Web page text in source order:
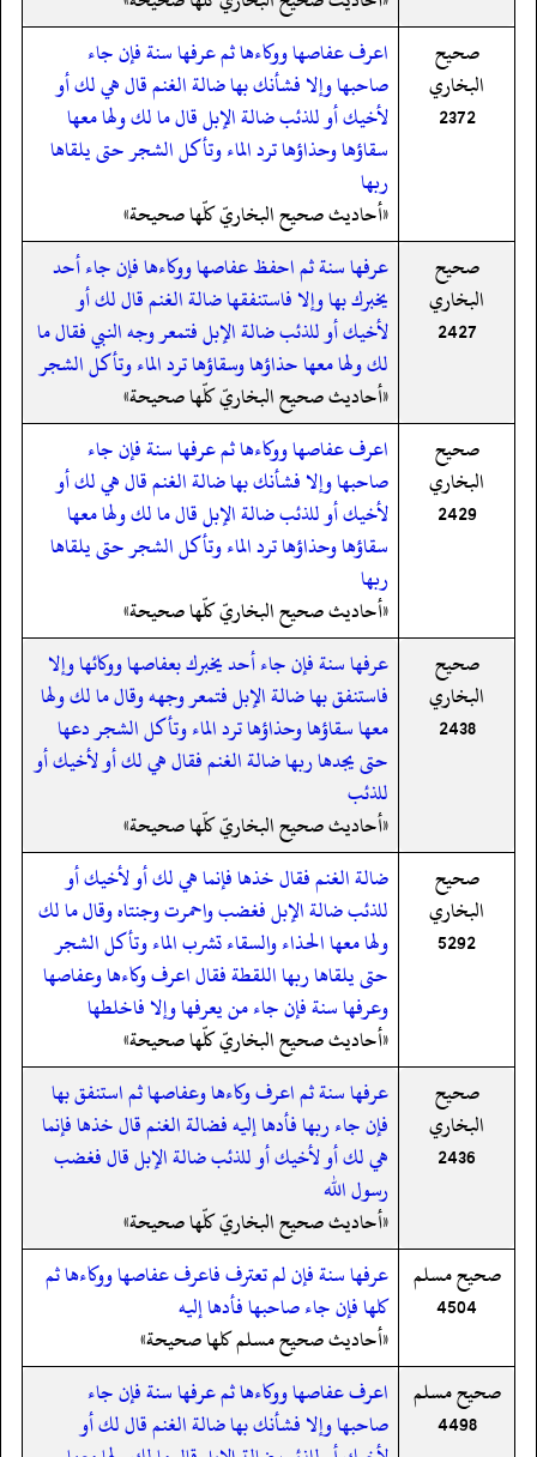
صحيح
البخاري
2372
اعرف عفاصها ووكاءها ثم عرفها سنة فإن جاء
صاحبها وإلا فشأنك بها ضالة الغنم قال هي لك أو
لأخيك أو للذئب ضالة الإبل قال ما لك ولها معها
سقاؤها وحذاؤها ترد الماء وتأكل الشجر حتى يلقاها
ربها
«أحاديث صحيح البخاريّ كلّها صحيحة»
صحيح
البخاري
2427
عرفها سنة ثم احفظ عفاصها ووكاءها فإن جاء أحد
يخبرك بها وإلا فاستنفقها ضالة الغنم قال لك أو
لأخيك أو للذئب ضالة الإبل فتمعر وجه النبي فقال ما
لك ولها معها حذاؤها وسقاؤها ترد الماء وتأكل الشجر
«أحاديث صحيح البخاريّ كلّها صحيحة»
صحيح
البخاري
2429
اعرف عفاصها ووكاءها ثم عرفها سنة فإن جاء
صاحبها وإلا فشأنك بها ضالة الغنم قال هي لك أو
لأخيك أو للذئب ضالة الإبل قال ما لك ولها معها
سقاؤها وحذاؤها ترد الماء وتأكل الشجر حتى يلقاها
ربها
«أحاديث صحيح البخاريّ كلّها صحيحة»
صحيح
البخاري
2438
عرفها سنة فإن جاء أحد يخبرك بعفاصها ووكائها وإلا
فاستنفق بها ضالة الإبل فتمعر وجهه وقال ما لك ولها
معها سقاؤها وحذاؤها ترد الماء وتأكل الشجر دعها
حتى يجدها ربها ضالة الغنم فقال هي لك أو لأخيك أو
للذئب
«أحاديث صحيح البخاريّ كلّها صحيحة»
صحيح
البخاري
5292
ضالة الغنم فقال خذها فإنما هي لك أو لأخيك أو
للذئب ضالة الإبل فغضب واحمرت وجنتاه وقال ما لك
ولها معها الحذاء والسقاء تشرب الماء وتأكل الشجر
حتى يلقاها ربها اللقطة فقال اعرف وكاءها وعفاصها
وعرفها سنة فإن جاء من يعرفها وإلا فاخلطها
«أحاديث صحيح البخاريّ كلّها صحيحة»
صحيح
البخاري
2436
عرفها سنة ثم اعرف وكاءها وعفاصها ثم استنفق بها
فإن جاء ربها فأدها إليه فضالة الغنم قال خذها فإنما
هي لك أو لأخيك أو للذئب ضالة الإبل قال فغضب
رسول الله
«أحاديث صحيح البخاريّ كلّها صحيحة»
صحيح مسلم
4504
عرفها سنة فإن لم تعترف فاعرف عفاصها ووكاءها ثم
كلها فإن جاء صاحبها فأدها إليه
«أحاديث صحيح مسلم كلها صحيحة»
صحيح مسلم
4498
اعرف عفاصها ووكاءها ثم عرفها سنة فإن جاء
صاحبها وإلا فشأنك بها ضالة الغنم قال لك أو